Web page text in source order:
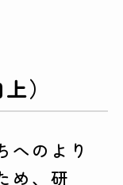
）
へのより
め、研